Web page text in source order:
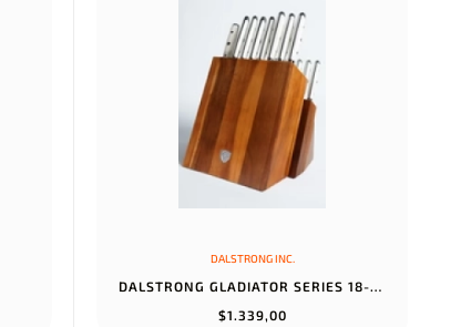
DALSTRONG INC.
DALSTRONG GLADIATOR SERIES 18-PIECE COLOSSAL KNIFE SET WITH BLOCK...
$1.339,00